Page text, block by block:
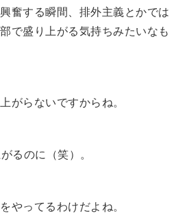
奮する瞬間、排外主義とかでは
で盛り上がる気持ちみたいなも
がらないですからね。
るのに（笑）。
やってるわけだよね。